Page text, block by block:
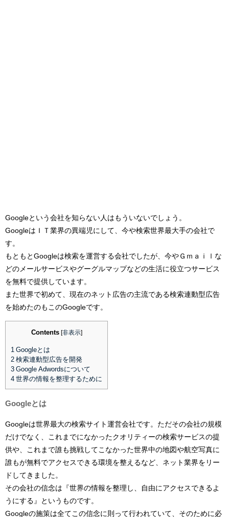
Googleという会社を知らない人はもういないでしょう。
GoogleはＩＴ業界の異端児にして、今や検索世界最大手の会社で
す。
もともとGoogleは検索を運営する会社でしたが、今やＧｍａｉｌな
どのメールサービスやグーグルマップなどの生活に役立つサービス
を無料で提供しています。
また世界で初めて、現在のネット広告の主流である検索連動型広告
を始めたのもこのGoogleです。
Contents [非表示]
1 Googleとは
2 検索連動型広告を開発
3 Google Adwordsについて
4 世界の情報を整理するために
Googleとは
Googleは世界最大の検索サイト運営会社です。ただその会社の規模
だけでなく、これまでになかったクオリティーの検索サービスの提
供や、これまで誰も挑戦してこなかった世界中の地図や航空写真に
誰もが無料でアクセスできる環境を整えるなど、ネット業界をリー
ドしてきました。
その会社の信念は『世界の情報を整理し、自由にアクセスできるよ
うにする』というものです。
Googleの施策は全てこの信念に則って行われていて、そのために必